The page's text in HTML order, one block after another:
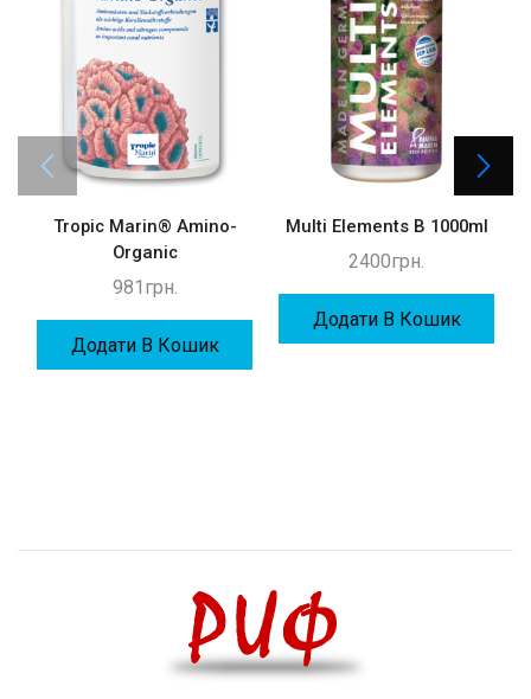
Tropic Marin® Amino-
Organic
981 грн.
Додати В Кошик
Multi Elements B 1000ml
2400грн.
Додати В Кошик